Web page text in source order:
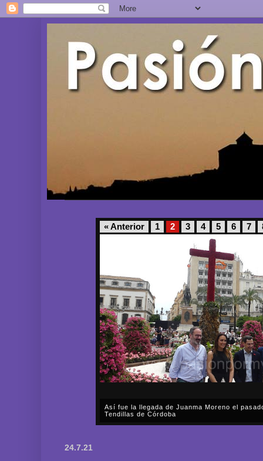
« Anterior 1 2 3 4 5 6 7
Así fue la llegada de Juanma Moreno el
Tendillas de Córdoba
24.7.21